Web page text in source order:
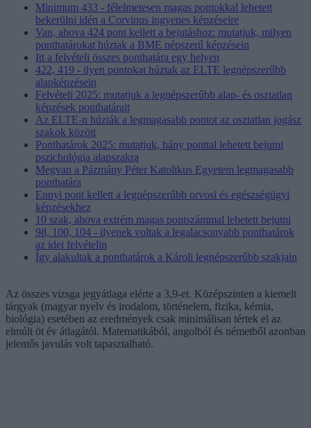
Minimum 433 - félelmetesen magas pontokkal lehetett
bekerülni idén a Corvinus ingyenes képzéseire
Van, ahova 424 pont kellett a bejutáshoz: mutatjuk, milyen
ponthatárokat húztak a BME népszerű képzésein
Itt a felvételi összes ponthatára egy helyen
422, 419 - ilyen pontokat húztak az ELTE legnépszerűbb
alapképzésein
Felvételi 2025: mutatjuk a legnépszerűbb alap- és osztatlan
képzések ponthatárait
Az ELTE-n húzták a legmagasabb pontot az osztatlan jogász
szakok között
Ponthatárok 2025: mutatjuk, hány ponttal lehetett bejutni
pszichológia alapszakra
Megvan a Pázmány Péter Katolikus Egyetem legmagasabb
ponthatára
Ennyi pont kellett a legnépszerűbb orvosi és egészségügyi
képzésekhez
10 szak, ahova extrém magas pontszámmal lehetett bejutni
98, 100, 104 - ilyenek voltak a legalacsonyabb ponthatárok
az idei felvételin
Így alakultak a ponthatárok a Károli legnépszerűbb szakjain
Az összes vizsga jegyátlaga elérte a 3,9-et. Középszinten a kiemelt
tárgyak (magyar nyelv és irodalom, történelem, fizika, kémia,
biológia) esetében az eredmények csak minimálisan tértek el az
elmúlt öt év átlagától. Matematikából, angolból és németből azonban
jelentős javulás volt tapasztalható.